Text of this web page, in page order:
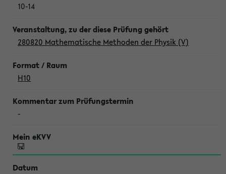
10-14
280820 Mathematische Methoden der Physik (V)
H10
-